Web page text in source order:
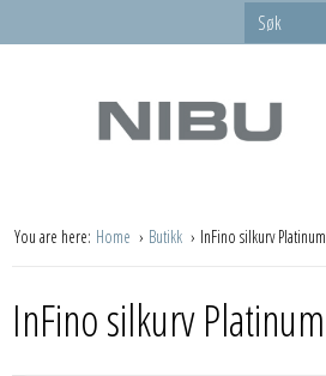
You are here: Home Butikk InFino silkurv Platinum
InFino silkurv Platinum